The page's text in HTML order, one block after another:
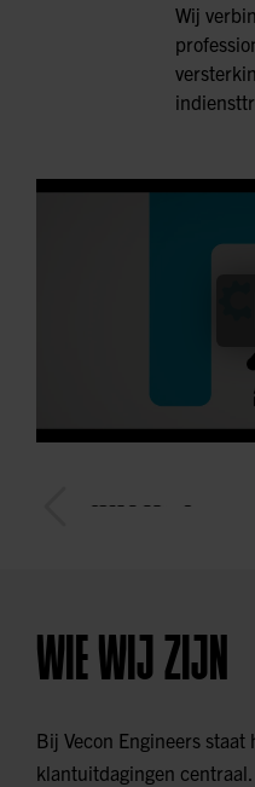
Wij
WIE WIJ ZIJN
Bij Vecon Engineers
klantuitdagingen